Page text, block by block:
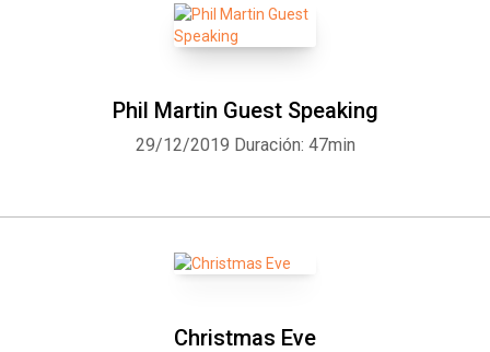
Phil Martin Guest Speaking
29/12/2019 Duración: 47min
Christmas Eve